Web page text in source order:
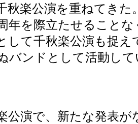
秋楽公演を重ねてきた
年を際立たせること
して千秋楽公演も捉え
バンドとして活動し
公演で、新たな発表が